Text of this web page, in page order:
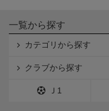
一覧から探す
カテゴリから探す
クラブから探す
Ｊ1